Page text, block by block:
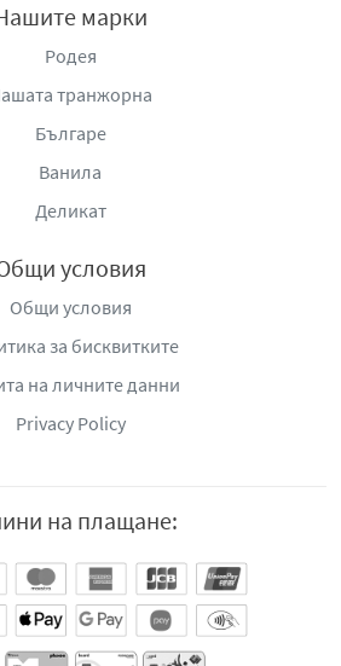
марки
Родея
транжорна
Българе
Ванила
Деликат
условия
Общи условия
за бисквитките
на личните данни
Privacy Policy
на плащане: